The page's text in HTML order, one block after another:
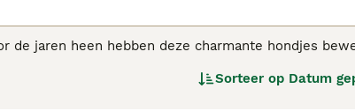
de jaren heen hebben deze charmante hondjes
kleine hondjes enorm geliefd zijn. Ze doen
Sorteer op Datum